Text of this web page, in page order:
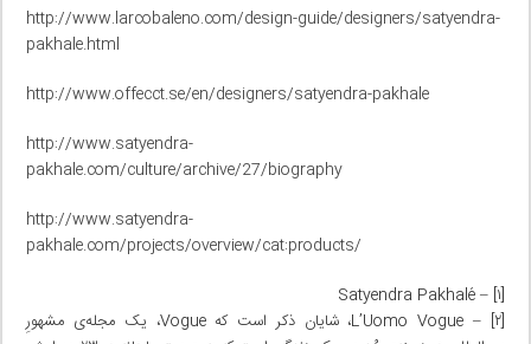
http://www.larcobaleno.com/design-guide/designers/satyendra-
pakhale.html
http://www.offecct.se/en/designers/satyendra-pakhale
http://www.satyendra-
pakhale.com/culture/archive/27/biography
http://www.satyendra-
pakhale.com/projects/overview/cat:products/
[۱] – Satyendra Pakhalé
[۲] – L’Uomo Vogue، شایان ذکر است که Vogue، یک مجله‌ی مشهورِ